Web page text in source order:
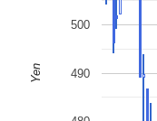
490
500
Yen